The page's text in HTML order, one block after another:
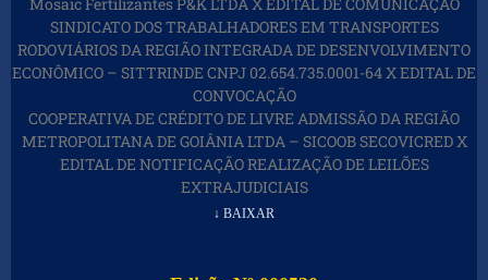
SINDICATO DOS TRABALHADORES EM TRANSPORTES
RODOVIÁRIOS DA REGIÃO INTEGRADA DE DESENVOLVIMENTO
ECONÔMICO – SITTRINDE CNPJ 02.654.735.0001-64 X EDITAL DE
CONVOCAÇÃO
COOPERATIVA DE CRÉDITO DE LIVRE ADMISSÃO DA REGIÃO
METROPOLITANA DE GOIÂNIA LTDA – SICOOB SECOVICRED X
EDITAL DE NOTIFICAÇÃO REALIZAÇÃO DE LEILÕES
EXTRAJUDICIAIS
↓ BAIXAR